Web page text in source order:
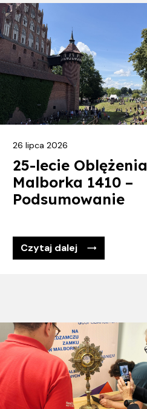
26 lipca 2026
25-lecie Oblężenia
Malborka 1410 –
Podsumowanie
Czytaj dalej